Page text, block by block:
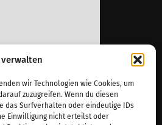
wir Technologien wie Cookies, um
zuzugreifen. Wenn du diesen
das Surfverhalten oder eindeutige IDs
Einwilligung nicht erteilst oder